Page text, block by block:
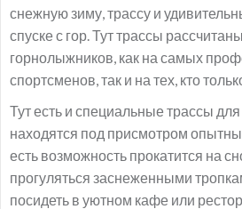
снежную зиму, трассу и
спуске с гор. Тут трассы
горнолыжников, как на самых
спортсменов, так и на тех, кто
Тут есть и специальные трассы
находятся под присмотром
есть возможность прокатится на
прогуляться заснеженными
посидеть в уютном кафе или